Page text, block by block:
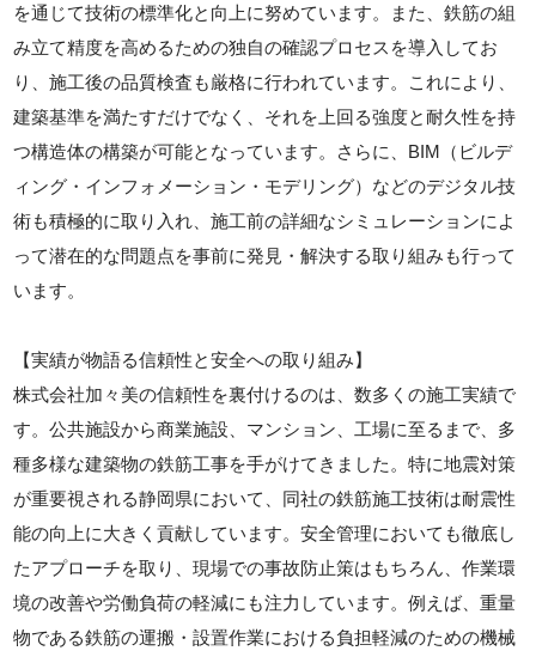
を通じて技術の標準化と向上に努めています。また、鉄筋の組
み立て精度を高めるための独自の確認プロセスを導入してお
り、施工後の品質検査も厳格に行われています。これにより、
建築基準を満たすだけでなく、それを上回る強度と耐久性を持
つ構造体の構築が可能となっています。さらに、BIM（ビルデ
ィング・インフォメーション・モデリング）などのデジタル技
術も積極的に取り入れ、施工前の詳細なシミュレーションによ
って潜在的な問題点を事前に発見・解決する取り組みも行って
います。
【実績が物語る信頼性と安全への取り組み】
株式会社加々美の信頼性を裏付けるのは、数多くの施工実績で
す。公共施設から商業施設、マンション、工場に至るまで、多
種多様な建築物の鉄筋工事を手がけてきました。特に地震対策
が重要視される静岡県において、同社の鉄筋施工技術は耐震性
能の向上に大きく貢献しています。安全管理においても徹底し
たアプローチを取り、現場での事故防止策はもちろん、作業環
境の改善や労働負荷の軽減にも注力しています。例えば、重量
物である鉄筋の運搬・設置作業における負担軽減のための機械